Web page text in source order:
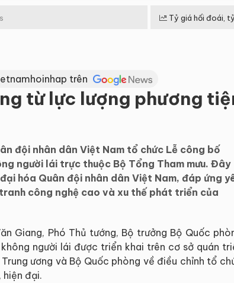
Tỷ giá hối đoái,
trên
từ lực lượng phương
đội nhân dân Việt Nam tổ chức Lễ công bố
người lái trực thuộc Bộ Tổng Tham mưu. Đây
hóa Quân đội nhân dân Việt Nam, đáp ứng
công nghệ cao và xu thế phát triển của
Giang, Phó Thủ tướng, Bộ trưởng Bộ Quốc
người lái được triển khai trên cơ sở quán
ương và Bộ Quốc phòng về điều chỉnh tổ
hiện đại.